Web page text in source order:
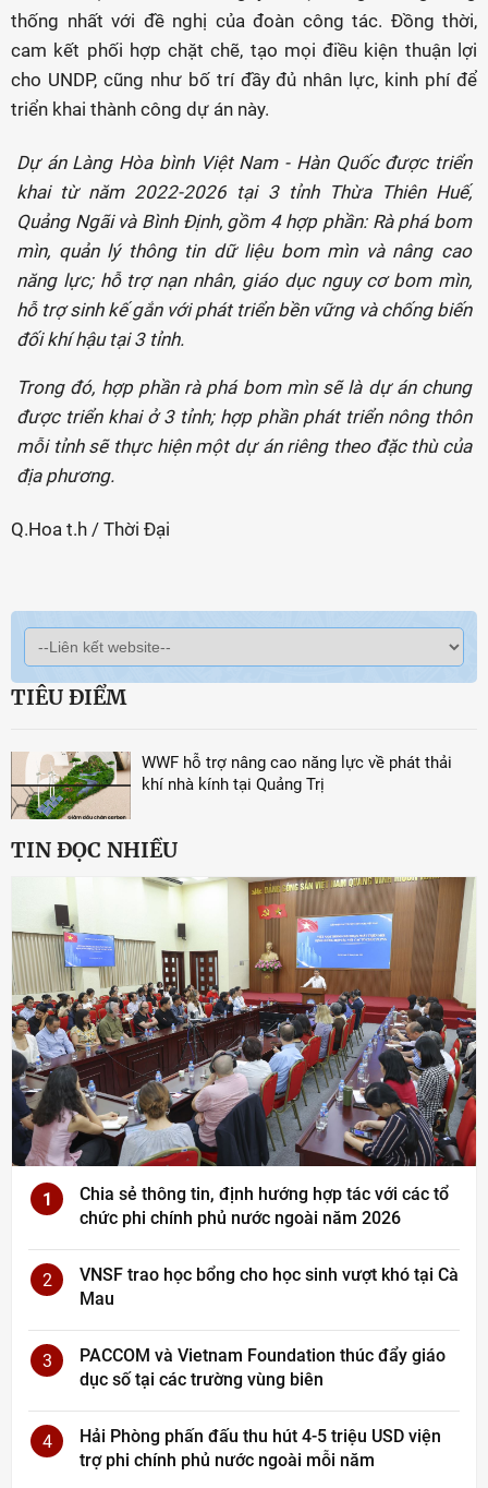
thống nhất với đề nghị của đoàn công tác. Đồng thời,
cam kết phối hợp chặt chẽ, tạo mọi điều kiện thuận lợi
cho UNDP, cũng như bố trí đầy đủ nhân lực, kinh phí để
triển khai thành công dự án này.
Dự án Làng Hòa bình Việt Nam - Hàn Quốc được triển
khai từ năm 2022-2026 tại 3 tỉnh Thừa Thiên Huế,
Quảng Ngãi và Bình Định, gồm 4 hợp phần: Rà phá bom
mìn, quản lý thông tin dữ liệu bom mìn và nâng cao
năng lực; hỗ trợ nạn nhân, giáo dục nguy cơ bom mìn,
hỗ trợ sinh kế gắn với phát triển bền vững và chống biến
đối khí hậu tại 3 tỉnh.
Trong đó, hợp phần rà phá bom mìn sẽ là dự án chung
được triển khai ở 3 tỉnh; hợp phần phát triển nông thôn
mỗi tỉnh sẽ thực hiện một dự án riêng theo đặc thù của
địa phương.
Q.Hoa t.h / Thời Đại
TIÊU ĐIỂM
WWF hỗ trợ nâng cao năng lực về phát thải
khí nhà kính tại Quảng Trị
TIN ĐỌC NHIỀU
1
Chia sẻ thông tin, định hướng hợp tác với các tổ
chức phi chính phủ nước ngoài năm 2026
2
VNSF trao học bổng cho học sinh vượt khó tại Cà
Mau
3
PACCOM và Vietnam Foundation thúc đẩy giáo
dục số tại các trường vùng biên
4
Hải Phòng phấn đấu thu hút 4-5 triệu USD viện
trợ phi chính phủ nước ngoài mỗi năm